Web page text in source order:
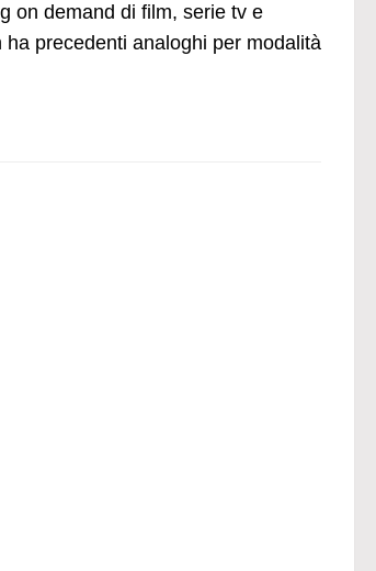
on demand di film, serie tv e
precedenti analoghi per modalità